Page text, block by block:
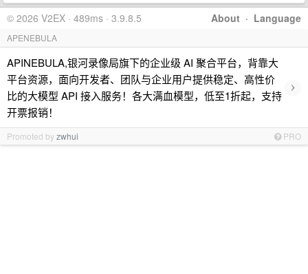
About · Language
© 2026 V2EX · 489ms · 3.9.8.5
APENEBULA
APINEBULA,银河录像局旗下的企业级 AI 聚合平台，背靠大
平台资源，面向开发者、团队与企业用户提供稳定、高性价
比的大模型 API 接入服务！各大满血模型，低至1折起，支持
开票报销！
›
Promoted byzwhui PRO